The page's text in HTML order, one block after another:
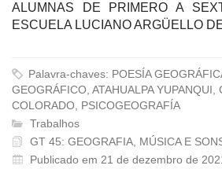
ALUMNAS DE PRIMERO A
ESCUELA LUCIANO ARGÜELLO
Palavra-chaves: POESÍA
GEOGRÁFICO, ATAHUALPA YUPANQUI,
COLORADO, PSICOGEOGRAFÍA
Trabalhos
GT 45: GEOGRAFIA, MÚSICA E
Publicado em 21 de dezembro de